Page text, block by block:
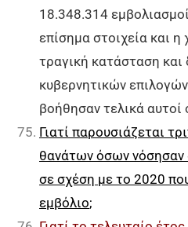
18.348.314
επίσημα στοιχεία και
τραγική κατάσταση και
κυβερνητικών
βοήθησαν τελικά αυτοί
Γιατί παρουσιάζεται
θανάτων όσων νόσησαν
σε σχέση με το 2020
εμβόλιο;